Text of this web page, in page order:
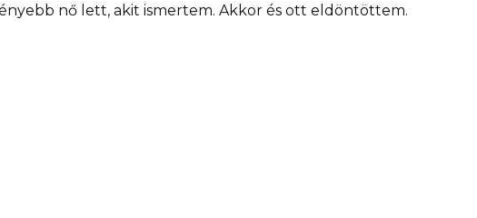
nő lett, akit ismertem. Akkor és ott eldöntöttem.